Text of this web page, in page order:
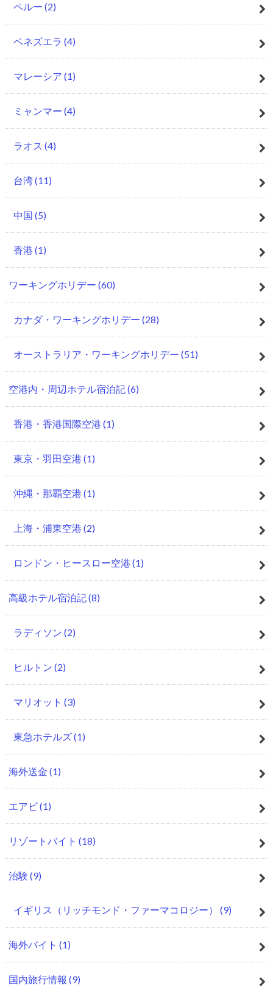
ペルー (2)
ベネズエラ (4)
マレーシア (1)
ミャンマー (4)
ラオス (4)
台湾(11)
中国 (5)
香港 (1)
ワーキングホリデー (60)
カナダ・ワーキングホリデー (28)
オーストラリア・ワーキングホリデー (51)
空港内・周辺ホテル宿泊記(6)
香港・香港国際空港 (1)
東京・羽田空港 (1)
沖縄・那覇空港 (1)
上海・浦東空港 (2)
ロンドン・ヒースロー空港 (1)
高級ホテル宿泊記(8)
ラディソン (2)
ヒルトン (2)
マリオット (3)
東急ホテルズ(1)
海外送金 (1)
エアビ(1)
リゾートバイト (18)
治験 (9)
イギリス（リッチモンド・ファーマコロジー） (9)
海外バイト (1)
国内旅行情報 (9)